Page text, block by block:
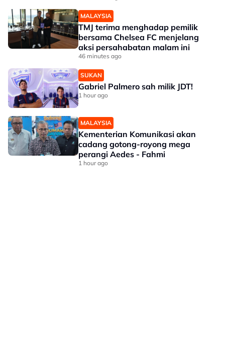
MALAYSIA
TMJ terima menghadap pemilik
bersama Chelsea FC menjelang
aksi persahabatan malam ini
46 minutes ago
SUKAN
Gabriel Palmero sah milik JDT!
1 hour ago
MALAYSIA
Kementerian Komunikasi akan
cadang gotong-royong mega
perangi Aedes - Fahmi
1 hour ago